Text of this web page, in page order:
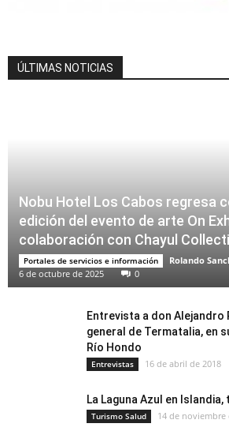
ÚLTIMAS NOTICIAS
Nobu Hotel Los Cabos regresa
edición del evento de arte On
colaboración con Chayul
Portales de servicios e información Rolando
6 de octubre de 2025
0
Entrevista a don Alejandro
general de Termatalia, en
Río Hondo
Entrevistas 16 de abril de 2018
La Laguna Azul en
Turismo Salud 14 de noviembre